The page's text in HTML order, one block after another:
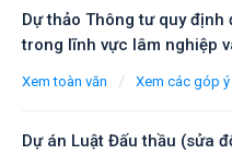
Dự thảo Thông tư quy
trong lĩnh vực lâm nghiệp
Xem toàn văn / Xem các góp ý
Dự án Luật Đấu thầu (sửa